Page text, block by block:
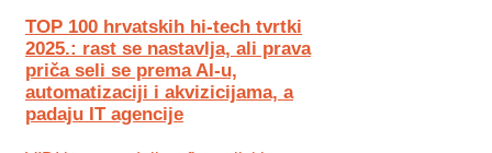
TOP 100 hrvatskih hi-tech tvrtki
2025.: rast se nastavlja, ali prava
priča seli se prema AI-u,
automatizaciji i akvizicijama, a
padaju IT agencije